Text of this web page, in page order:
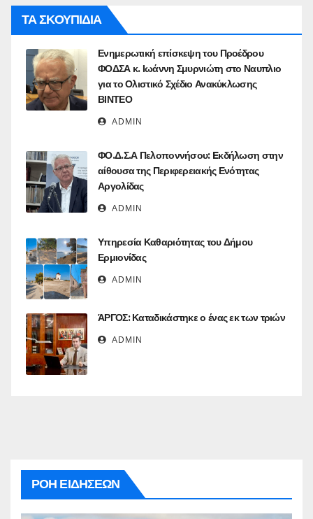
ΤΑ ΣΚΟΥΠΙΔΙΑ
Ενημερωτική επίσκεψη του Προέδρου
ΦΟΔΣΑ κ. Ιωάννη Σμυρνιώτη στο Ναυπλιο
για το Ολιστικό Σχέδιο Ανακύκλωσης
ΒΙΝΤΕΟ
ADMIN
ΦΟ.Δ.Σ.Α Πελοποννήσου: Eκδήλωση στην
αίθουσα της Περιφερειακής Ενότητας
Αργολίδας
ADMIN
Υπηρεσία Καθαριότητας του Δήμου
Ερμιονίδας
ADMIN
ΆΡΓΟΣ: Καταδικάστηκε ο ένας εκ των τριών
ADMIN
ΡΟΗ ΕΙΔΗΣΕΩΝ